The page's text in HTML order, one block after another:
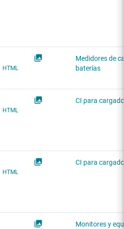
HTML
Medidores de
baterías
HTML
CI para
HTML
CI para
Monitores y